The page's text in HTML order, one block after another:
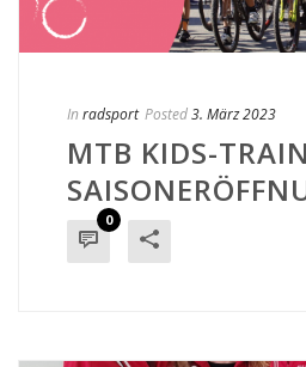
In radsport Posted3. März 2023
MTB KIDS-
0